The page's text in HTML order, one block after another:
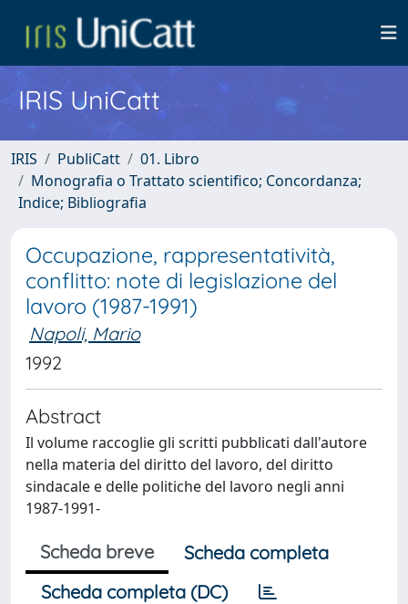
IRIS UniCatt
IRIS PubliCatt
01. Libro
Monografia o Trattato scientifico; Concordanza;
Indice; Bibliografia
Occupazione, rappresentatività,
conflitto: note di legislazione del
lavoro (1987-1991)
Napoli, Mario
1992
Abstract
Il volume raccoglie gli scritti pubblicati dall'autore
nella materia del diritto del lavoro, del diritto
sindacale e delle politiche del lavoro negli anni
1987-1991-
Scheda breve
Scheda completa
Scheda completa (DC)